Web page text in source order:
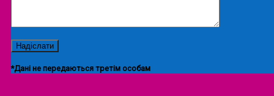
*Дані не передаються третім особам